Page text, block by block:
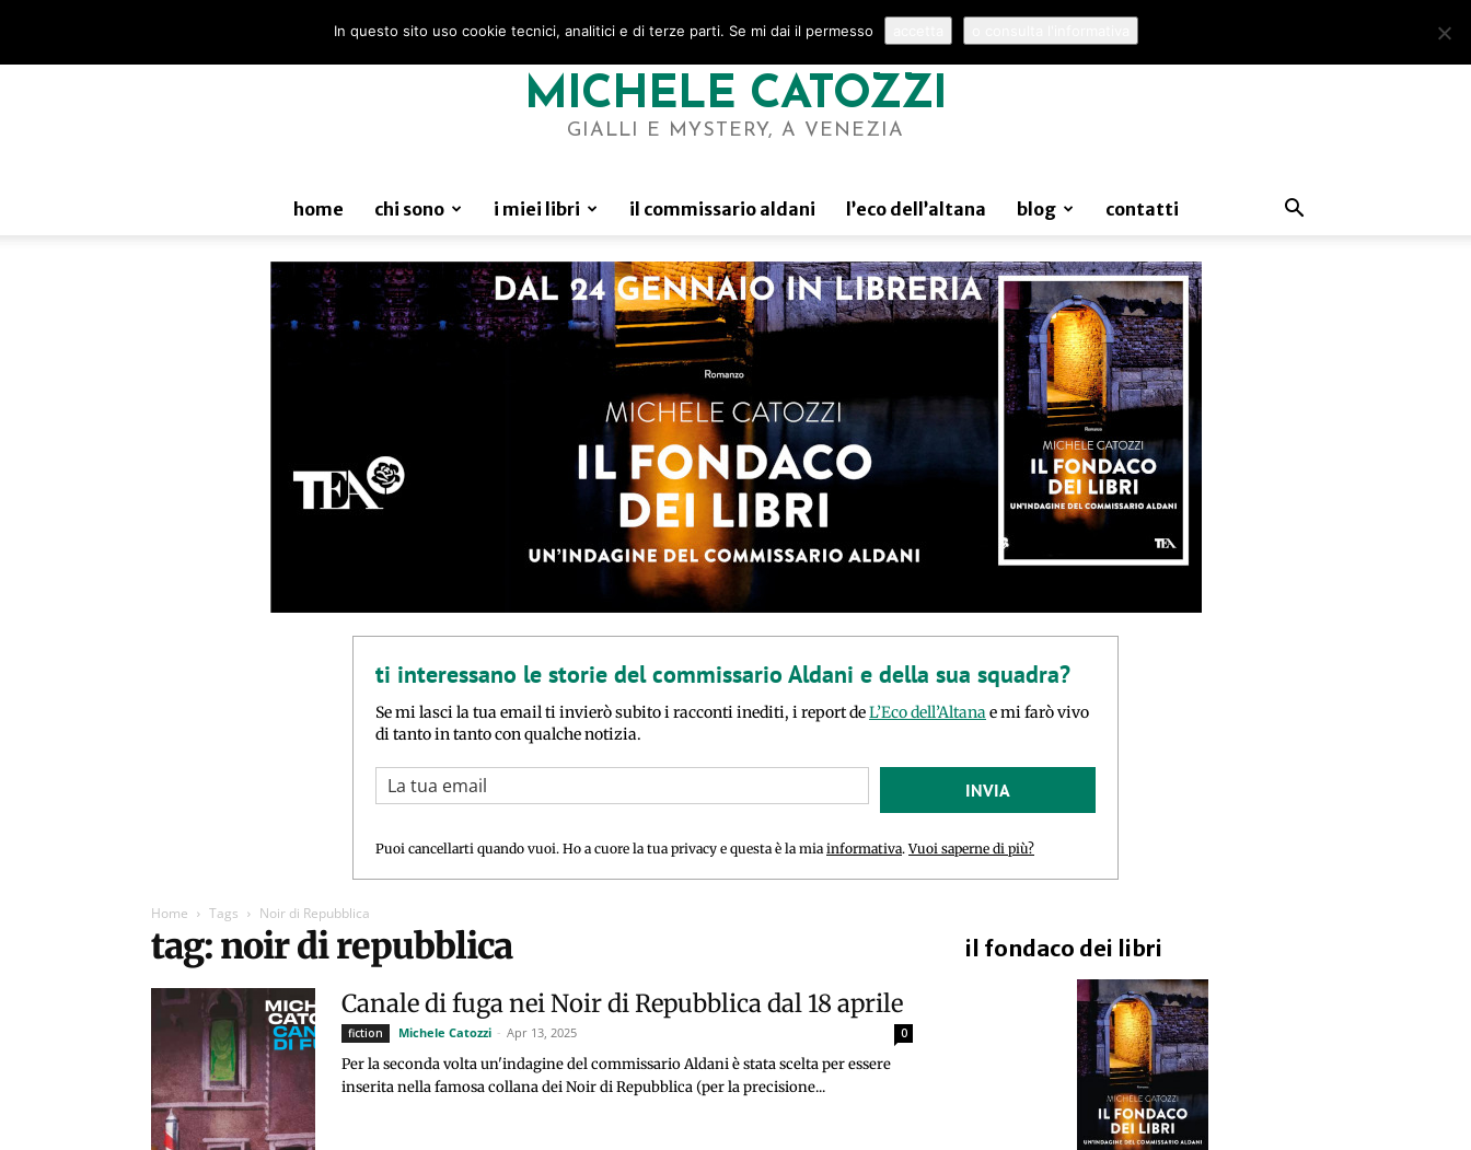
MICHELE CATOZZI
GIALLI E MYSTERY, A VENEZIA
home chi sono i miei libri il commissario aldani l’eco dell’altana blog contatti
ti interessano le storie del commissario Aldani e della sua squadra?
Se mi lasci la tua email ti invierò subito i racconti inediti, i report deL’Eco dell’Altanae mi farò vivo
di tanto in tanto con qualche notizia.
INVIA
Puoi cancellarti quando vuoi. Ho a cuore la tua privacy e questa è la mia informativa.Vuoi saperne di più?
Home Tags Noir di Repubblica
tag: noir di repubblica
Canale di fuga nei Noir di Repubblica dal 18 aprile
fiction Michele Catozzi - Apr 13, 2025 0
Per la seconda volta un'indagine del commissario Aldani è stata scelta per essere
inserita nella famosa collana dei Noir di Repubblica (per la precisione...
il fondaco dei libri
In questo sito uso cookie tecnici, analitici e di terze parti. Se mi dai il permesso